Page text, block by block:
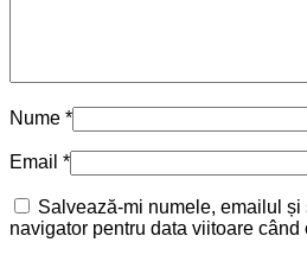
Nume *
Email *
Salvează-mi numele, emailul
navigator pentru data viitoare când